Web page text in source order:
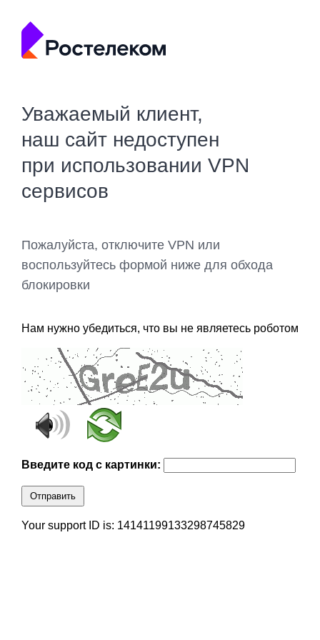
Уважаемый клиент,
наш сайт недоступен
при использовании VPN
сервисов
Пожалуйста, отключите VPN или
воспользуйтесь формой ниже для обхода
блокировки
Нам нужно убедиться, что вы не являетесь роботом
Введите код с картинки:
Отправить
Your support ID is: 14141199133298745829